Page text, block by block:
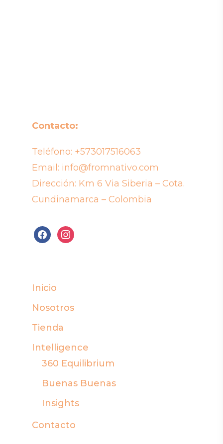
Contacto:
Teléfono: +573017516063
Email: info@fromnativo.com
Dirección: Km 6 Via Siberia – Cota.
Cundinamarca – Colombia
facebookinstagram
Inicio
Nosotros
Tienda
Intelligence
360 Equilibrium
Buenas Buenas
Insights
Contacto